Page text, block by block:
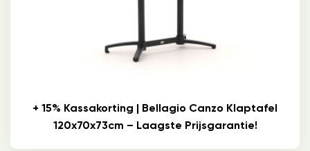
+ 15% Kassakorting | Bellagio Canzo Klaptafel
120x70x73cm – Laagste Prijsgarantie!